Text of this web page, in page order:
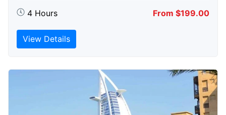
4 Hours From $199.00
View Details